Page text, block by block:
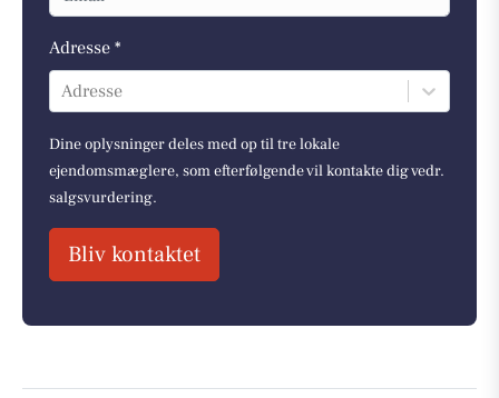
Adresse *
Adresse
Dine oplysninger deles med op til tre lokale
ejendomsmæglere, som efterfølgende vil kontakte dig vedr.
salgsvurdering.
Bliv kontaktet